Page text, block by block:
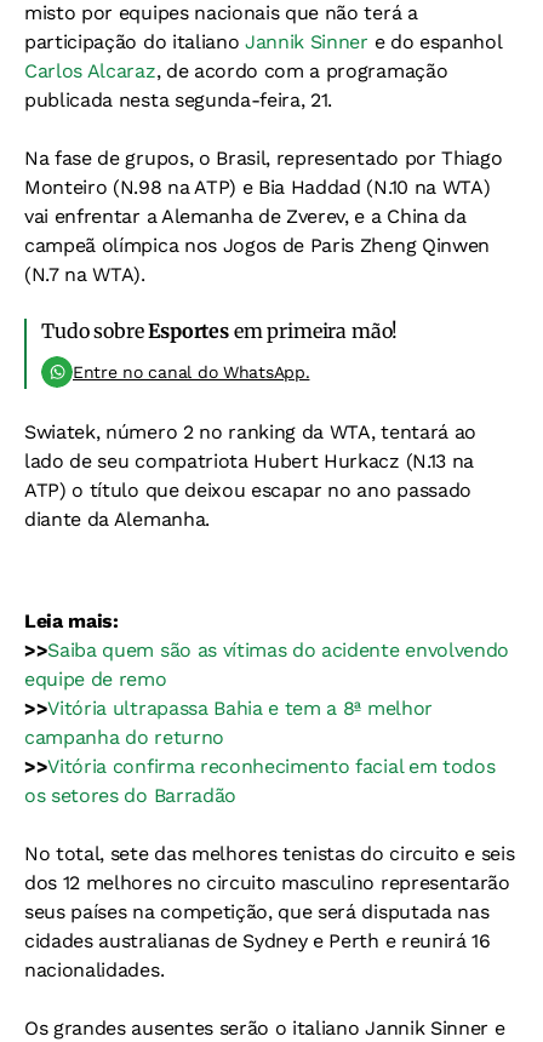
misto por equipes nacionais que não terá a
participação do italiano Jannik Sinner e do espanhol
Carlos Alcaraz, de acordo com a programação
publicada nesta segunda-feira, 21.
Na fase de grupos, o Brasil, representado por Thiago
Monteiro (N.98 na ATP) e Bia Haddad (N.10 na WTA)
vai enfrentar a Alemanha de Zverev, e a China da
campeã olímpica nos Jogos de Paris Zheng Qinwen
(N.7 na WTA).
Tudo sobreEsportesem primeira mão!
Entre no canal do WhatsApp.
Swiatek, número 2 no ranking da WTA, tentará ao
lado de seu compatriota Hubert Hurkacz (N.13 na
ATP) o título que deixou escapar no ano passado
diante da Alemanha.
Leia mais:
>>Saiba quem são as vítimas do acidente envolvendo
equipe de remo
>>Vitória ultrapassa Bahia e tem a 8ª melhor
campanha do returno
>>Vitória confirma reconhecimento facial em todos
os setores do Barradão
No total, sete das melhores tenistas do circuito e seis
dos 12 melhores no circuito masculino representarão
seus países na competição, que será disputada nas
cidades australianas de Sydney e Perth e reunirá 16
nacionalidades.
Os grandes ausentes serão o italiano Jannik Sinner e